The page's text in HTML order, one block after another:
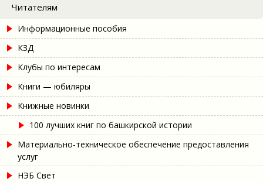
Читателям
Информационные пособия
КЗД
Клубы по интересам
Книги — юбиляры
Книжные новинки
100 лучших книг по башкирской истории
Материально-техническое обеспечение предоставления
услуг
НЭБ Свет